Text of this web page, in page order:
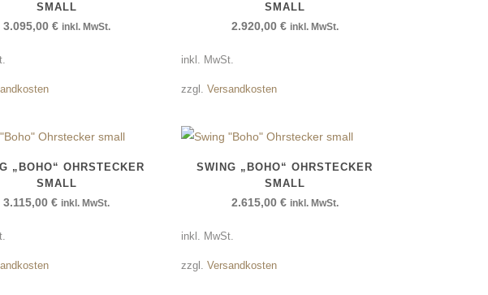
SMALL
3.095,00 € inkl. MwSt.
SMALL
2.920,00 € inkl. MwSt.
inkl. MwSt.
zzgl. Versandkosten
„BOHO“ OHRSTECKER
SMALL
3.115,00€ inkl. MwSt.
SWING „BOHO“ OHRSTECKER
SMALL
2.615,00 € inkl. MwSt.
inkl. MwSt.
zzgl. Versandkosten